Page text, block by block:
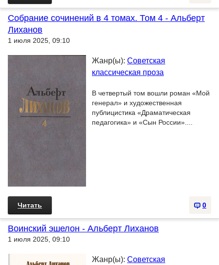
Собрание сочинений в 4 томах. Том 4 - Альберт
Лиханов
1 июля 2025, 09:10
Жанр(ы): Советская
классическая проза
В четвертый том вошли роман «Мой
генерал» и художественная
публицистика «Драматическая
педагогика» и «Сын России»....
0
Читать
Воинский эшелон - Альберт Лиханов
1 июля 2025, 09:10
Жанр(ы): Советская